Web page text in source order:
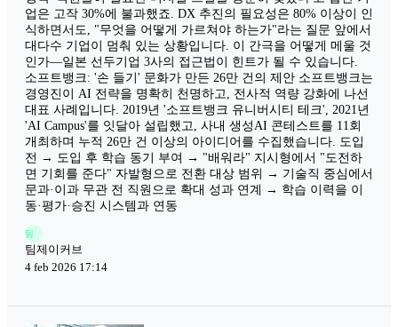
업은 고작 30%에 불과했죠. DX 추진의 필요성은 80% 이상이 인
식하면서도, "무엇을 어떻게 가르쳐야 하는가"라는 질문 앞에서
대다수 기업이 멈춰 있는 상황입니다. 이 간극을 어떻게 메울 것
인가—일본 선두기업 3사의 접근법이 힌트가 될 수 있습니다.
소프트뱅크: '손 들기' 문화가 만든 26만 건의 제안 소프트뱅크는
경영진이 AI 전략을 명확히 천명하고, 전사적 역량 강화에 나선
대표 사례입니다. 2019년 '소프트뱅크 유니버시티 테크', 2021년
'AI Campus'를 잇달아 설립했고, 사내 생성AI 콘테스트를 11회
개최하며 누적 26만 건 이상의 아이디어를 수집했습니다. 도입
전 → 도입 후 학습 동기 부여 → "배워라" 지시형에서 "도전하
면 기회를 준다" 자발형으로 전환 대상 범위 → 기술직 중심에서
문과·이과 무관 전 직원으로 확대 성과 연계 → 학습 이력을 이
동·평가·승진 시스템과 연동
팀
팀제이커브
4 feb 2026 17:14